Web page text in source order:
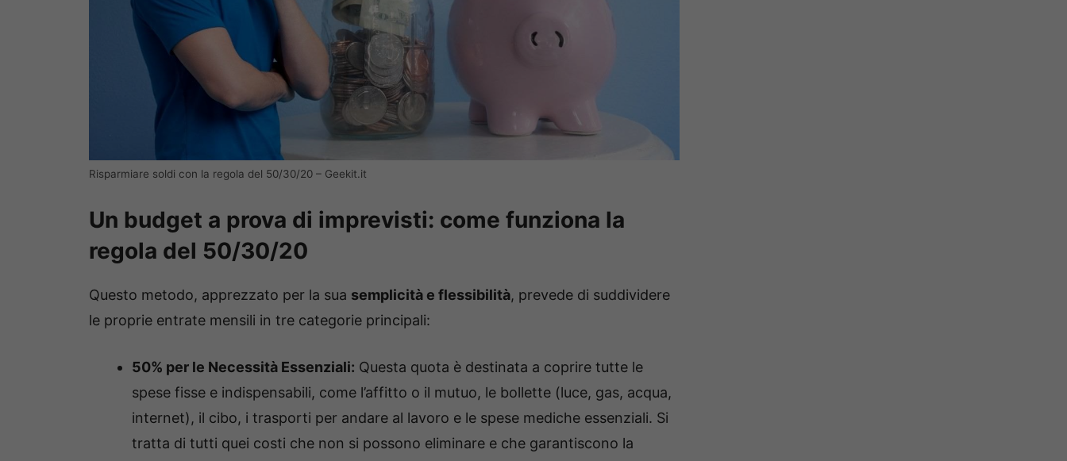
Risparmiare soldi con la regola del 50/30/20 – Geekit.it
Un budget a prova di imprevisti: come funziona la
regola del 50/30/20
Questo metodo, apprezzato per la sua semplicità e flessibilità, prevede di suddividere
le proprie entrate mensili in tre categorie principali:
50% per le Necessità Essenziali: Questa quota è destinata a coprire tutte le
spese fisse e indispensabili, come l’affitto o il mutuo, le bollette (luce, gas, acqua,
internet), il cibo, i trasporti per andare al lavoro e le spese mediche essenziali. Si
tratta di tutti quei costi che non si possono eliminare e che garantiscono la